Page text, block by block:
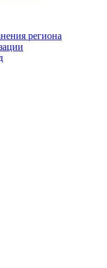
региона